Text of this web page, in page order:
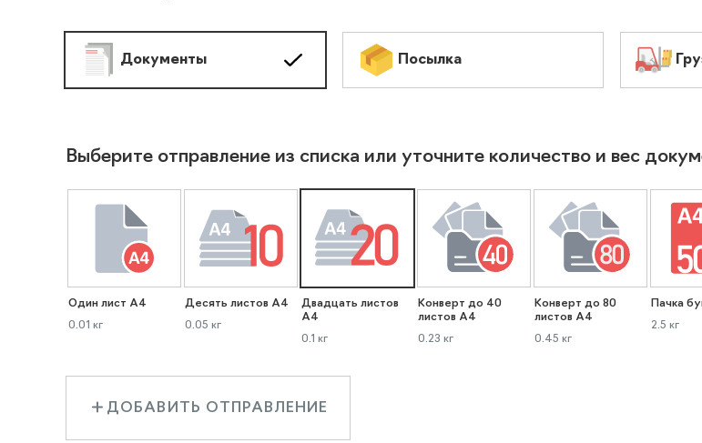
Документы Посылка
Выберите отправление из списка или уточните количество и вес
Один лист А4
0.01 кг
Десять листов А4
0.05 кг
Двадцать листов
А4
0.1 кг
Конверт до 40
листов А4
0.23 кг
Конверт до 80
листов А4
0.45 кг
Пачка
2.5 кг
ДОБАВИТЬ ОТПРАВЛЕНИЕ